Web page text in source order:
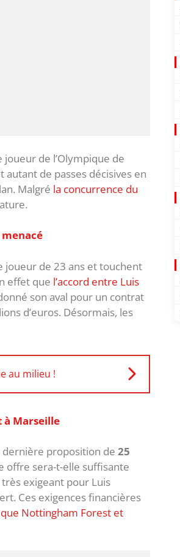
de l’Olympique de
autant de passes décisives en
Malgré la concurrence du
joueur de 23 ans et touchent
effet que l’accord entre Luis
son aval pour un contrat
d’euros. Désormais, les
au milieu !
à Marseille
dernière proposition de 25
offre sera-t-elle suffisante
exigeant pour Luis
Ces exigences financières
Nottingham Forest et